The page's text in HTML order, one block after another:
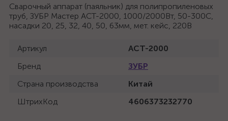
Сварочный аппарат (паяльник) для полипропиленовых
труб, ЗУБР Мастер АСТ-2000, 1000/2000Вт, 50-300С,
насадки 20, 25, 32, 40, 50, 63мм, мет. кейс, 220В
Артикул
АСТ-2000
Бренд
ЗУБР
Страна производства
Китай
ШтрихКод
4606373232770